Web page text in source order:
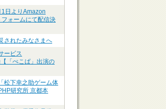
日よりAmazon
ォームにて配信決
されたみなさまへ
ービス
「ぺこぱ」出演の
松下幸之助ゲーム体
研究所 京都本